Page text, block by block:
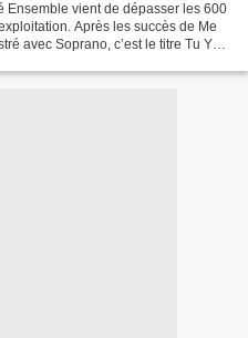
Ensemble vient de dépasser les 600
Après les succès de Me
avec Soprano, c’est le titre Tu Y